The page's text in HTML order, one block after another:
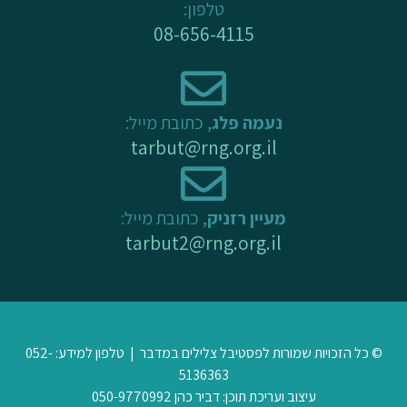
f
טלפון:
08-656-4115
נעמה פלג, כתובת מייל:
tarbut@rng.org.il
מעיין רזניק, כתובת מייל:
tarbut2@rng.org.il
© כל הזכויות שמורות לפסטיבל צלילים במדבר | טלפון למידע: 052-
5136363
עיצוב ועריכת תוכן: דביר כהן 050-9770992